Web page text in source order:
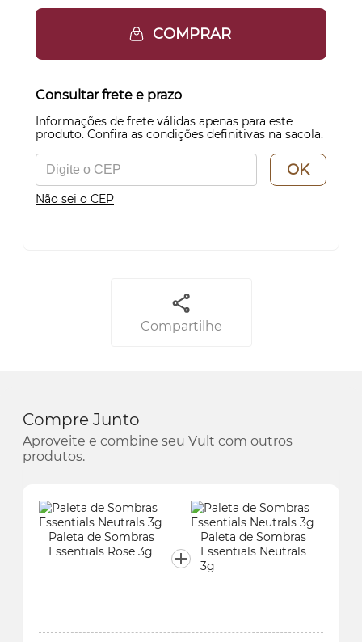
COMPRAR
Consultar frete e prazo
Informações de frete válidas apenas para este
produto. Confira as condições definitivas na sacola.
OK
Não sei o CEP
Compartilhe
Compre Junto
Aproveite e combine seu Vult com outros
produtos.
Paleta de Sombras
Essentials Rose 3g
Paleta de Sombras
Essentials Neutrals
3g